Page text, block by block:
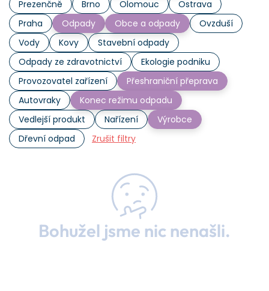
Prezenčně
Brno Olomouc
Ostrava
Praha
Odpady Obce a odpady
Ovzduší
Vody
Kovy
Stavební odpady
Odpady ze zdravotnictví
Ekologie podniku
Provozovatel zařízení
Přeshraniční přeprava
Autovraky
Konec režimu odpadu
Vedlejší produkt
Nařízení
Výrobce
Dřevní odpad
Zrušit filtry
Bohužel jsme nic nenašli.